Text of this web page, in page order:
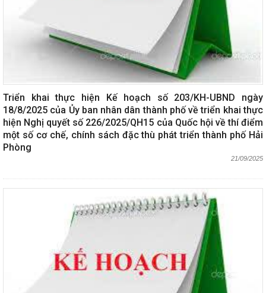
Triển khai thực hiện Kế hoạch số 203/KH-UBND ngày
18/8/2025 của Ủy ban nhân dân thành phố về triển khai thực
hiện Nghị quyết số 226/2025/QH15 của Quốc hội về thí điểm
một số cơ chế, chính sách đặc thù phát triển thành phố Hải
Phòng
21/09/2025